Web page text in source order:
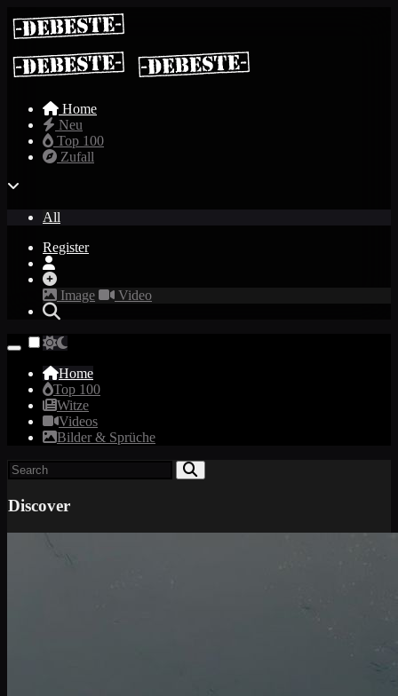
Home
Neu
Top 100
Zufall
All
Register
Image Video
Home
Top 100
Witze
Videos
Bilder & Sprüche
Discover